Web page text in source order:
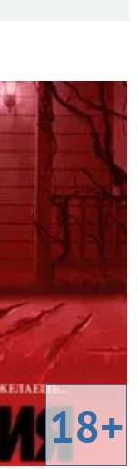
18+